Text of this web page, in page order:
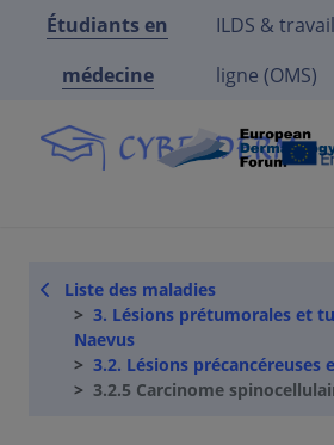
Étudiants en
médecine
ILDS &
ligne (OMS)
Liste des maladies
3. Lésions prétumorales et
Naevus
3.2. Lésions précancéreuses
3.2.5 Carcinome